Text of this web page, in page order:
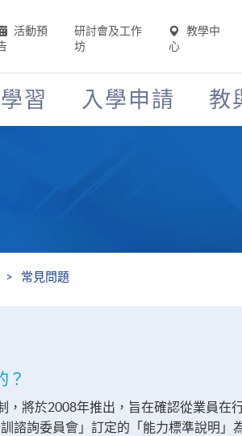
活動預
研討會及工作
坊
教學中
心
學習 入學申請 教
常見問題
？
將於2008年推出，旨在確認從業員在
諮詢委員會」訂定的「能力標準說明